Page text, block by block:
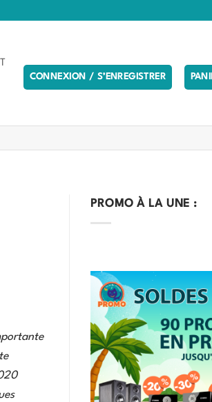
CONNEXION / S’ENREGISTRER
PROMO À LA UNE :